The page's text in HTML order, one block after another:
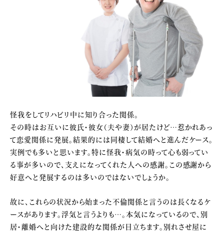
怪我をしてリハビリ中に知り合った関係。
その時はお互いに彼氏・彼女（夫や妻）が居たけど…惹かれあっ
て恋愛関係に発展。結果的には同棲して結婚へと進んだケース。
実例でも多いと思います。特に怪我・病気の時って心も弱ってい
る事が多いので、支えになってくれた人への感謝。この感謝から
好意へと発展するのは多いのではないでしょうか。
故に、これらの状況から始まった不倫関係と言うのは長くなるケ
ースがあります。浮気と言うよりも…。本気になっているので、別
居・離婚へと向けた建設的な関係が目立ちます。別れさせ屋に